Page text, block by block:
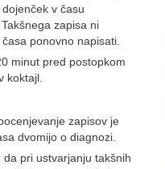
v času
zapisa ni
ponovno napisati.
minut pred postopkom
koktajl.
zapisov je
dvomijo o diagnozi.
pri ustvarjanju takšnih